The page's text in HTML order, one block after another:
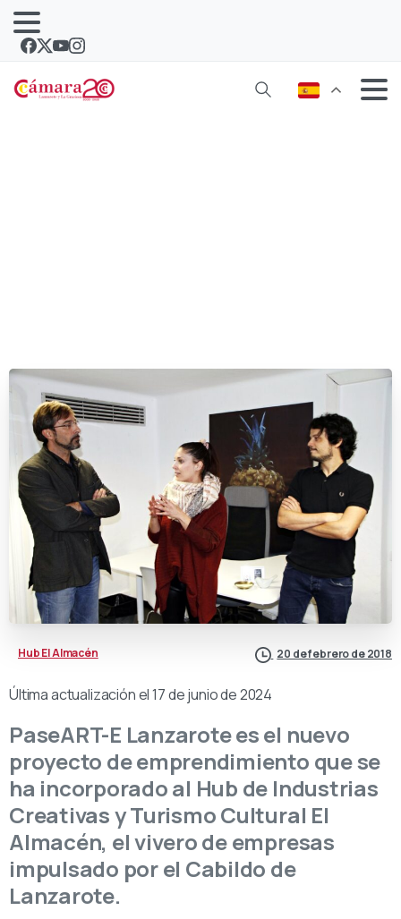
Hub El Almacén 20 de febrero de 2018
Última actualización el 17 de junio de 2024
PaseART-E Lanzarote es el nuevo
proyecto de emprendimiento que se
ha incorporado al Hub de Industrias
Creativas y Turismo Cultural El
Almacén, el vivero de empresas
impulsado por el Cabildo de
Lanzarote.